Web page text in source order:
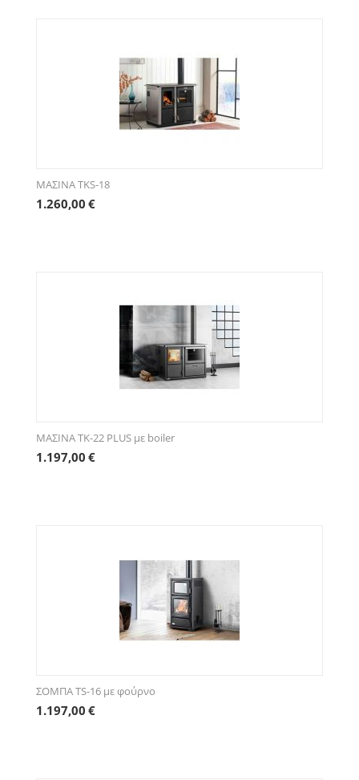
ΜΑΣΙΝΑ TKS-18
1.260,00 €
ΜΑΣΙΝΑ ΤΚ-22 PLUS με boiler
1.197,00 €
ΣΟΜΠΑ TS-16 με φούρνο
1.197,00 €